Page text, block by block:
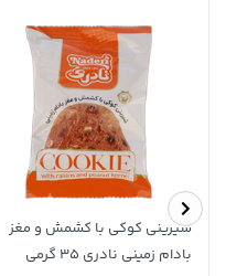
165,900
خرید
شیرینی کوکی با کشمش و مغز
بادام زمینی نادری 35 گرمی